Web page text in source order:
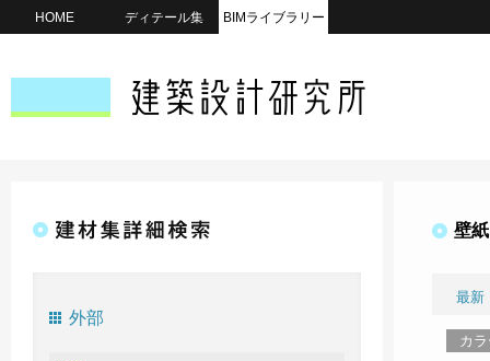
HOME ディテール集 BIMライブラリー
外部
壁
最新
カ